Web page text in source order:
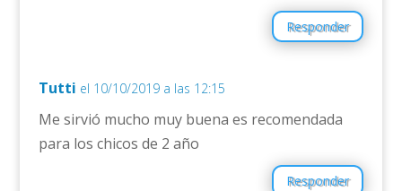
Responder
Tutti el 10/10/2019 a las 12:15
Me sirvió mucho muy buena es recomendada
para los chicos de 2 año
Responder